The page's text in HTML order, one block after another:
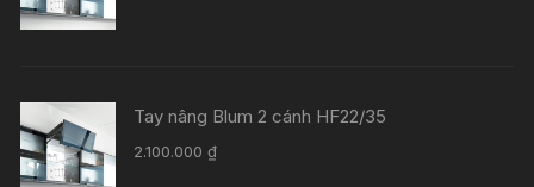
Tay nâng Blum 2 cánh HF22/35
2.100.000₫